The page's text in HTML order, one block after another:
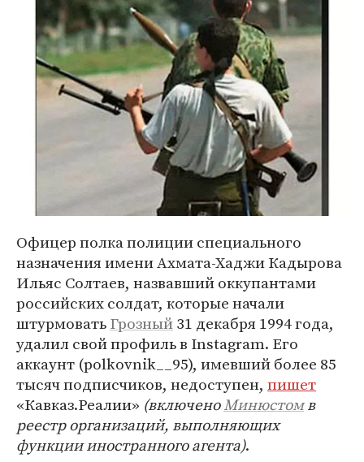
Офицер полка полиции специального
назначения имени Ахмата-Хаджи Кадырова
Ильяс Солтаев, назвавший оккупантами
российских солдат, которые начали
штурмоватьГрозный31 декабря 1994 года,
удалил свой профиль в Instagram. Его
аккаунт (polkovnik__95), имевший более 85
тысяч подписчиков, недоступен, пишет
«Кавказ.Реалии» (включеноМинюстомв
реестр организаций, выполняющих
функции иностранного агента).